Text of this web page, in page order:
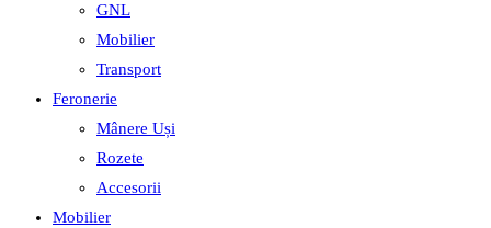
GNL
Mobilier
Transport
Feronerie
Mânere Uși
Rozete
Accesorii
Mobilier